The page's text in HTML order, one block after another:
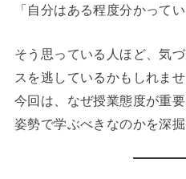
「自分はある程度分かってい
そう思っている人ほど、気
スを逃しているかもしれませ
今回は、なぜ授業態度が重
姿勢で学ぶべきなのかを深掘